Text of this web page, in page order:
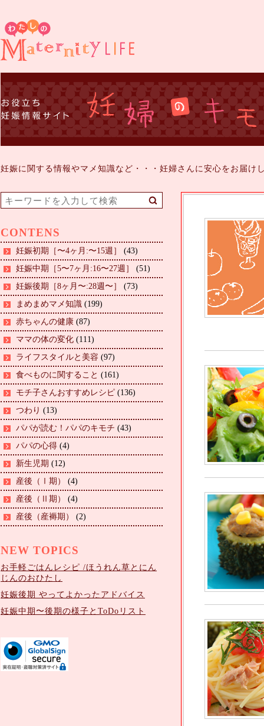
妊娠に関する情報やマメ知識など・・・妊婦さんに安心をお届け
CONTENS
妊娠初期［〜4ヶ月:〜15週］
(43)
妊娠中期［5〜7ヶ月:16〜27週］
(51)
妊娠後期［8ヶ月〜:28週〜］
(73)
まめまめマメ知識 (199)
赤ちゃんの健康 (87)
ママの体の変化 (111)
ライフスタイルと美容 (97)
食べものに関すること (161)
モチ子さんおすすめレシピ (136)
つわり (13)
パパが読む！パパのキモチ (43)
パパの心得 (4)
新生児期 (12)
産後（Ⅰ期）
(4)
産後（Ⅱ期）
(4)
産後（産褥期）
(2)
NEW TOPICS
お手軽ごはんレシピ /ほうれん草とにん
じんのおひたし
妊娠後期 やってよかったアドバイス
妊娠中期〜後期の様子とToDoリスト